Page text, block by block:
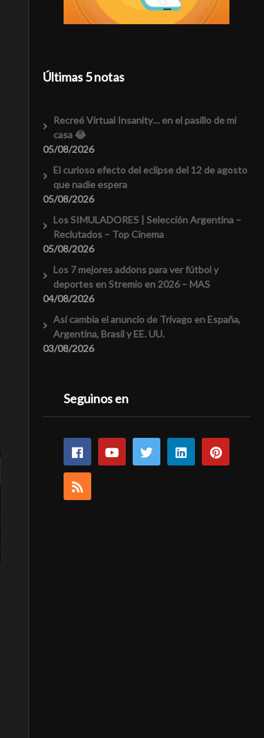
Últimas 5 notas
Recreé Virtual Insanity… en el pasillo de mi
casa 😂
05/08/2026
El curioso efecto del eclipse del 12 de agosto
que nadie espera
05/08/2026
Los SIMULADORES | Selección Argentina –
Reclutados – Top Cinema
05/08/2026
Los 7 mejores addons para ver fútbol y
deportes en Stremio en 2026 – MAS
04/08/2026
Así cambia el anuncio de Trivago en España,
Argentina, Brasil y EE. UU.
03/08/2026
Seguinos en